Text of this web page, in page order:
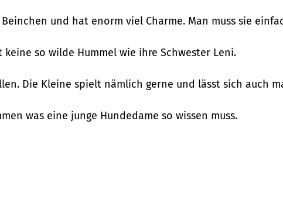
und hat enorm viel Charme. Man muss sie
so wilde Hummel wie ihre Schwester Leni.
Die Kleine spielt nämlich gerne und lässt sich auch
was eine junge Hundedame so wissen muss.